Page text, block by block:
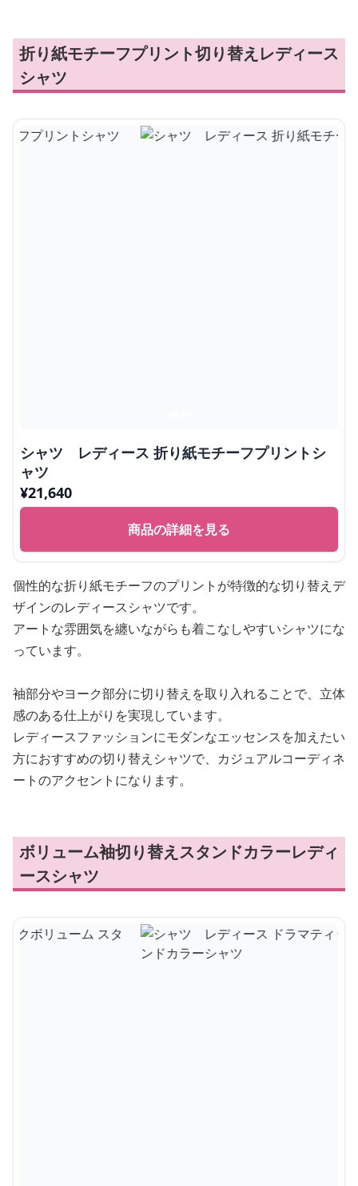
折り紙モチーフプリント切り替えレディース
シャツ
シャツ レディース 折り紙モチーフプリントシ
ャツ
¥21,640
商品の詳細を見る
個性的な折り紙モチーフのプリントが特徴的な切り替えデ
ザインのレディースシャツです。
アートな雰囲気を纏いながらも着こなしやすいシャツにな
っています。
袖部分やヨーク部分に切り替えを取り入れることで、立体
感のある仕上がりを実現しています。
レディースファッションにモダンなエッセンスを加えたい
方におすすめの切り替えシャツで、カジュアルコーディネ
ートのアクセントになります。
ボリューム袖切り替えスタンドカラーレディ
ースシャツ